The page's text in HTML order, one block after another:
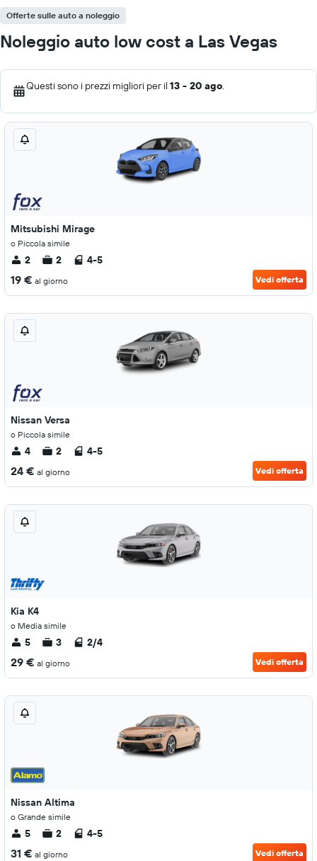
Offerte sulle auto a noleggio
Noleggio auto low cost a Las Vegas
Questi sono i prezzi migliori per il 13 - 20 ago.
Mitsubishi Mirage
o Piccola simile
2 2 4-5
19 € al giorno Vedi offerta
Nissan Versa
o Piccola simile
4 2 4-5
24 € al giorno Vedi offerta
Kia K4
o Media simile
5 3 2/4
29 € al giorno Vedi offerta
Nissan Altima
o Grande simile
5 2 4-5
31 € al giorno Vedi offerta